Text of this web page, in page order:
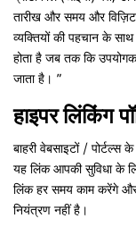
तारीख और समय और
व्यक्तियों की पहचान के
होता है जब तक कि
जाता है। ”
हाइपर लिंकिंग
बाहरी वेबसाइटों /
यह लिंक आपकी सुविधा के
लिंक हर समय काम करेंगे और
नियंत्रण नहीं है।